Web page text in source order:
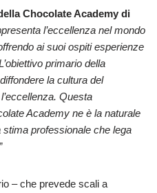
Chocolate Academy di
l’eccellenza nel mondo
ai suoi ospiti esperienze
primario della
la cultura del
Questa
Academy ne è la naturale
professionale che lega
– che prevede scali a